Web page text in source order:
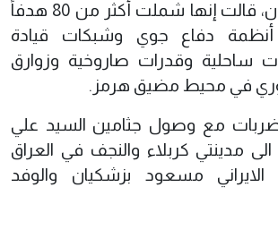
الضربات على إيران، قالت إنها شملت أكثر من 80 هدفاً
أنظمة دفاع جوي وشبكات قيادة
ساحلية وقدرات صاروخية وزوارق
في محيط مضيق هرمز.
مع وصول جثامين السيد علي
الى مدينتي كربلاء والنجف في العراق
مسعود بزشكيان والوفد